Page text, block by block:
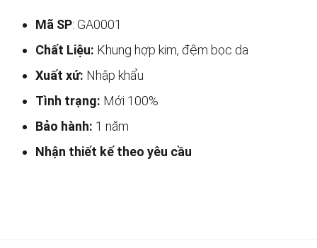
Mã SP: GA0001
Chất Liệu: Khung hợp kim, đệm bọc da
Xuất xứ: Nhập khẩu
Tình trạng: Mới 100%
Bảo hành: 1 năm
Nhận thiết kế theo yêu cầu